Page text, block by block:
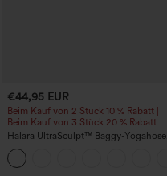
€44,95 EUR
Beim Kauf von 2 Stück 10 % Rabatt |
Beim Kauf von 3 Stück 20 % Rabatt
Halara UltraSculpt™ Baggy-Yogahose
mit hohem Bund, Bauchkontrolle,
Color-Block-Streifen und Taschen